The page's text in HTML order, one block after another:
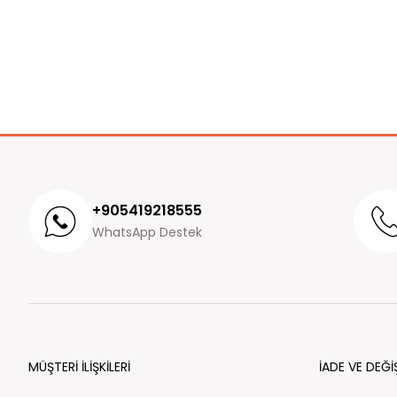
+905419218555
WhatsApp Destek
MÜŞTERİ İLİŞKİLERİ İADE VE